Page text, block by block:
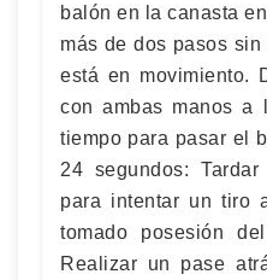
balón en la canasta
más de dos pasos
está en movimiento.
con ambas manos a
tiempo para pasar el
24 segundos:
para intentar un tiro
tomado posesión
Realizar un pase